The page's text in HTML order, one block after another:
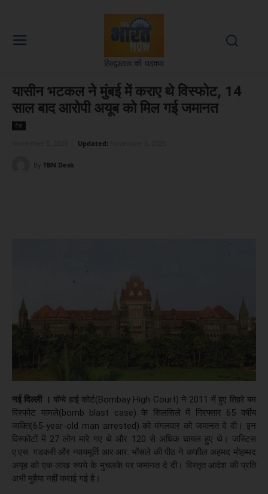
यासीन भटकल ने मुंबई में कराए थे विस्फोट, 14
साल बाद आरोपी अयूब को मिल गई जमानत
देश
Updated:
By TBN Desk
नई दिल्‍ली । बॉम्बे हाई कोर्ट(Bombay High Court) ने 2011 में हुए तिहरे बम
विस्फोट मामले(bomb blast case) के सिलसिले में गिरफ्तार 65 वर्षीय
व्यक्ति(65-year-old man arrested) को मंगलवार को जमानत दे दी। इन
विस्फोटों में 27 लोग मारे गए थे और 120 से अधिक घायल हुए थे। जस्टिस
ए.एस. गडकरी और न्यायमूर्ति आर.आर. भोंसले की पीठ ने कफील अहमद मोहम्मद
अयूब को एक लाख रुपये के मुचलके पर जमानत दे दी। विस्तृत आदेश की प्रति
अभी मुहैया नहीं कराई गई है।